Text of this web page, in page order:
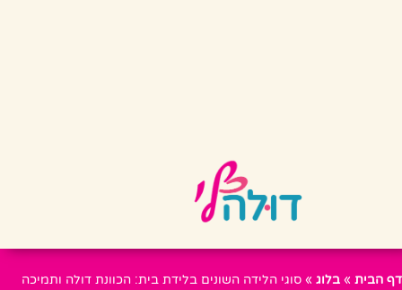
דף הבית » בלוג » סוגי הלידה השונים בלידת בית: הכוונת דולה ותמיכה